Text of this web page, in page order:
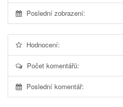
Poslední zobrazení:
Hodnocení:
Počet komentářů:
Poslední komentář: